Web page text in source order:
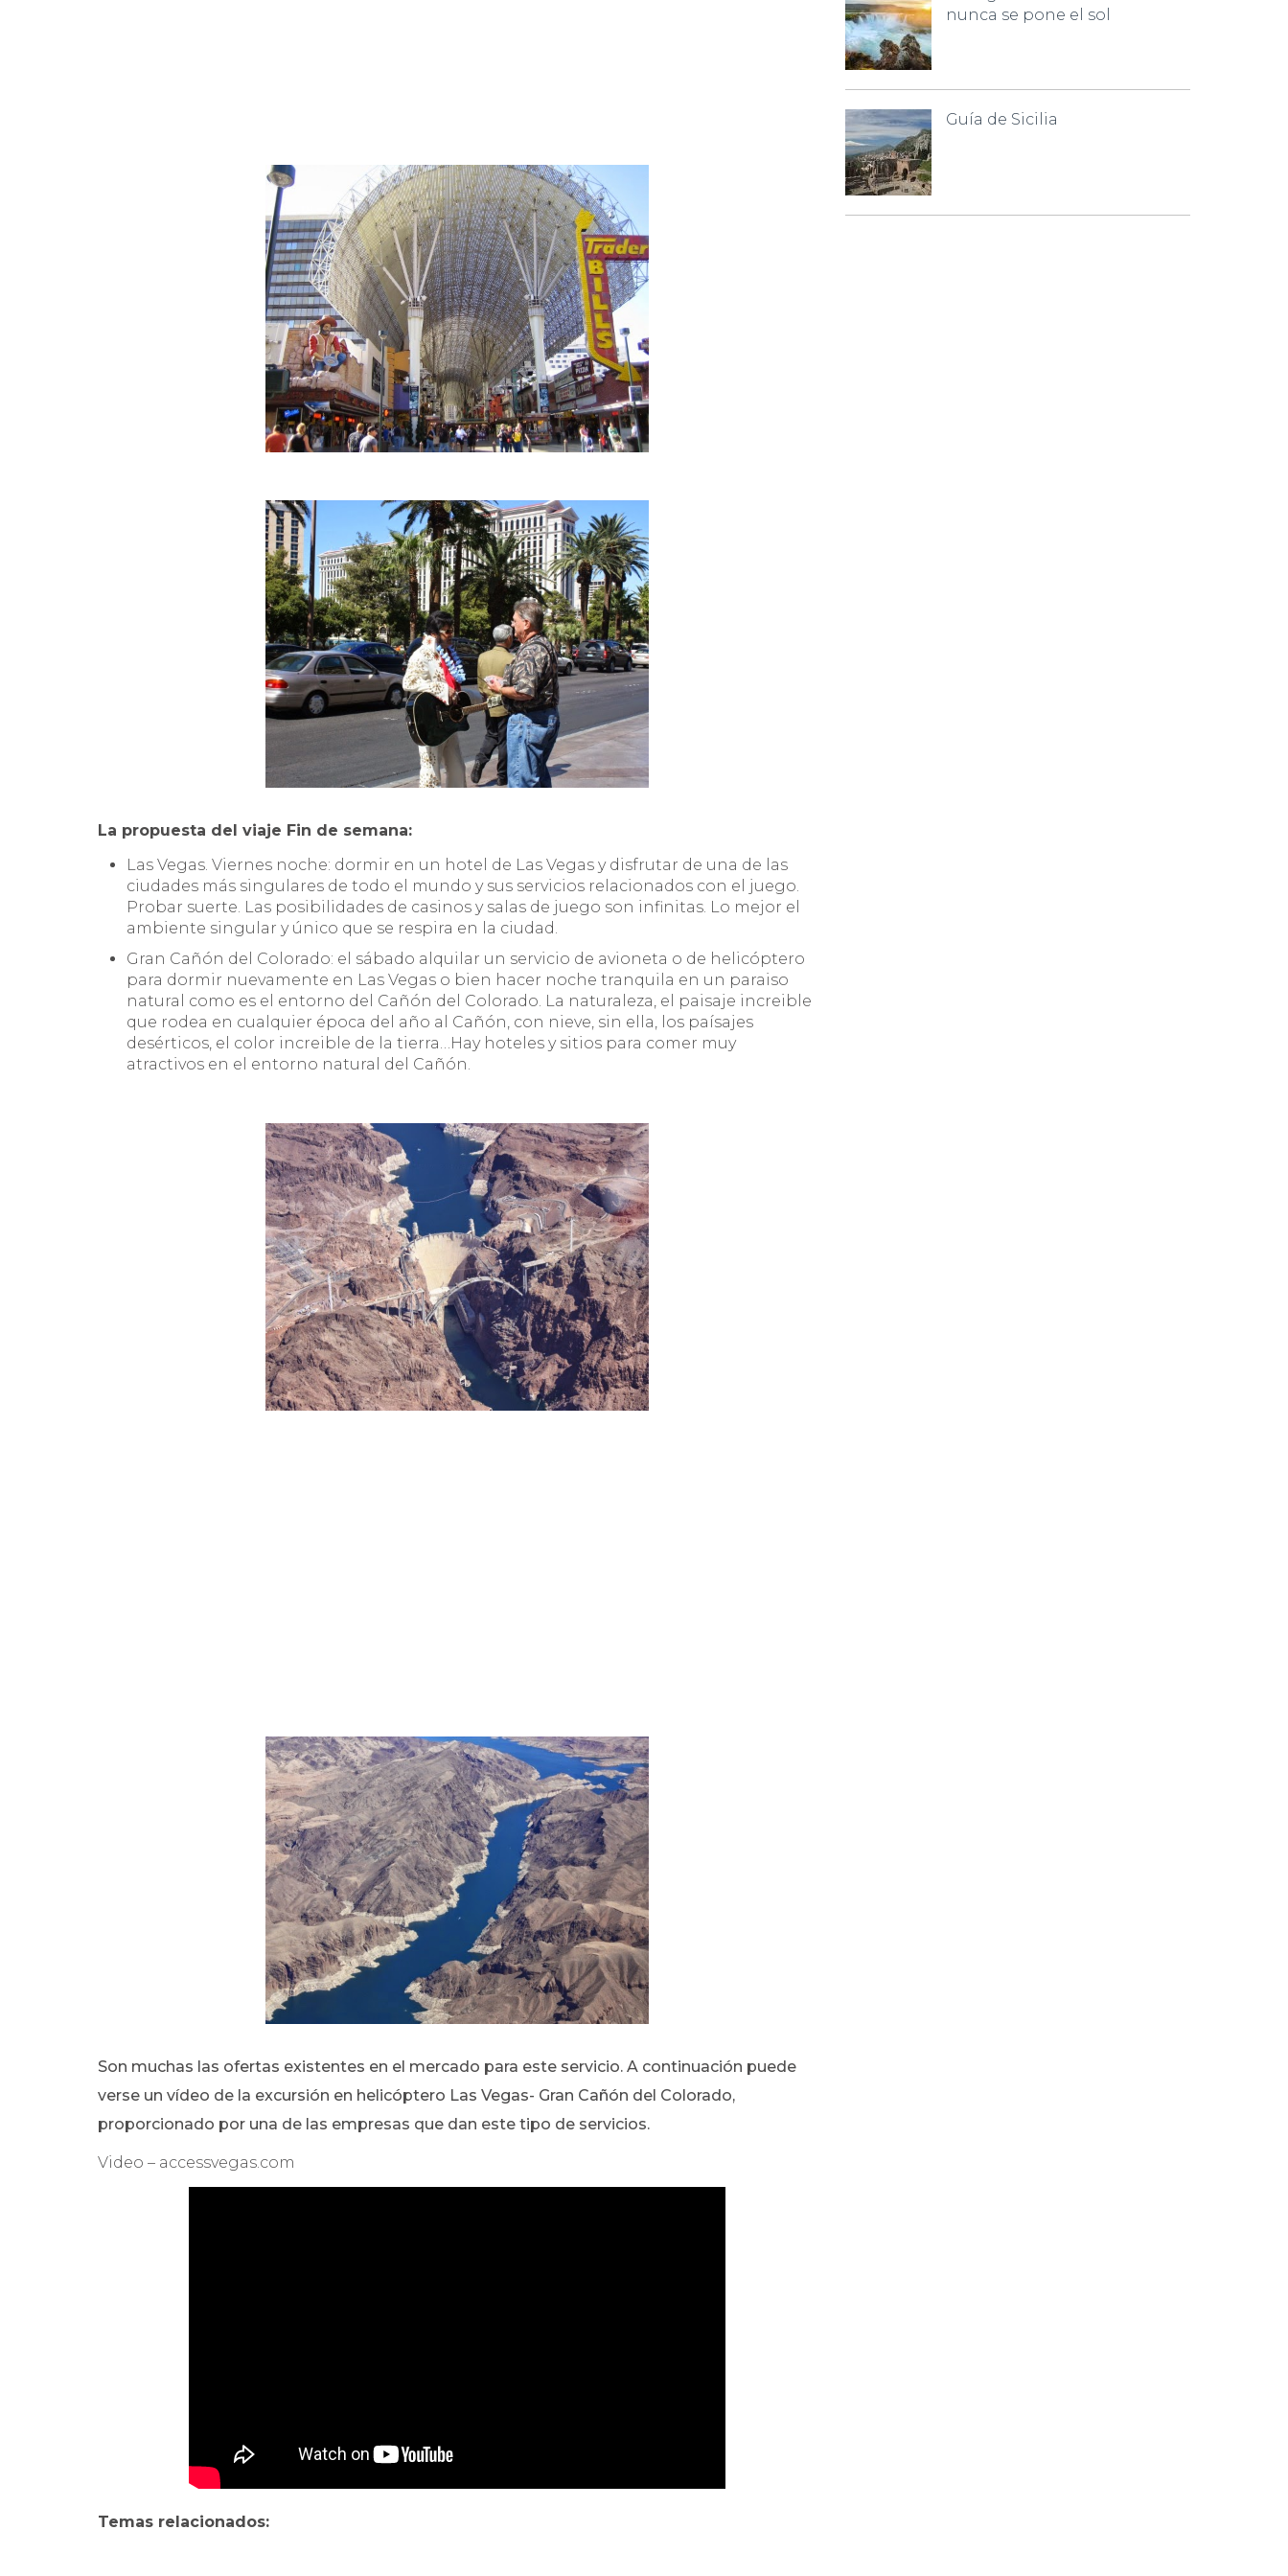
La propuesta del viaje Fin de semana:
Las Vegas. Viernes noche: dormir en un hotel de Las Vegas y disfrutar de una de las
ciudades más singulares de todo el mundo y sus servicios relacionados con el juego.
Probar suerte. Las posibilidades de casinos y salas de juego son infinitas. Lo mejor el
ambiente singular y único que se respira en la ciudad.
Gran Cañón del Colorado: el sábado alquilar un servicio de avioneta o de helicóptero
para dormir nuevamente en Las Vegas o bien hacer noche tranquila en un paraiso
natural como es el entorno del Cañón del Colorado. La naturaleza, el paisaje increible
que rodea en cualquier época del año al Cañón, con nieve, sin ella, los paísajes
desérticos, el color increible de la tierra…Hay hoteles y sitios para comer muy
atractivos en el entorno natural del Cañón.
Son muchas las ofertas existentes en el mercado para este servicio. A continuación puede
verse un vídeo de la excursión en helicóptero Las Vegas- Gran Cañón del Colorado,
proporcionado por una de las empresas que dan este tipo de servicios.
Video – accessvegas.com
Temas relacionados:
nunca se pone el sol
Guía de Sicilia